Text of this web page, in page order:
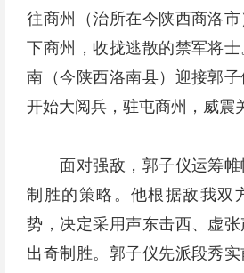
往商州（治所在今陕西商洛
下商州，收拢逃散的禁军将
南（今陕西洛南县）迎接郭
开始大阅兵，驻屯商州，威震
面对强敌，郭子仪运筹帷
制胜的策略。他根据敌我双
势，决定采用声东击西、虚张
出奇制胜。郭子仪先派段秀